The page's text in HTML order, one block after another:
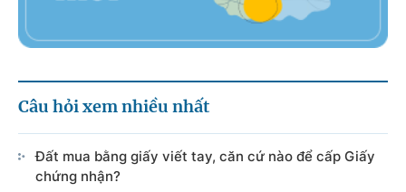
Câu hỏi xem nhiều nhất
Đất mua bằng giấy viết tay, căn cứ nào để cấp Giấy
chứng nhận?